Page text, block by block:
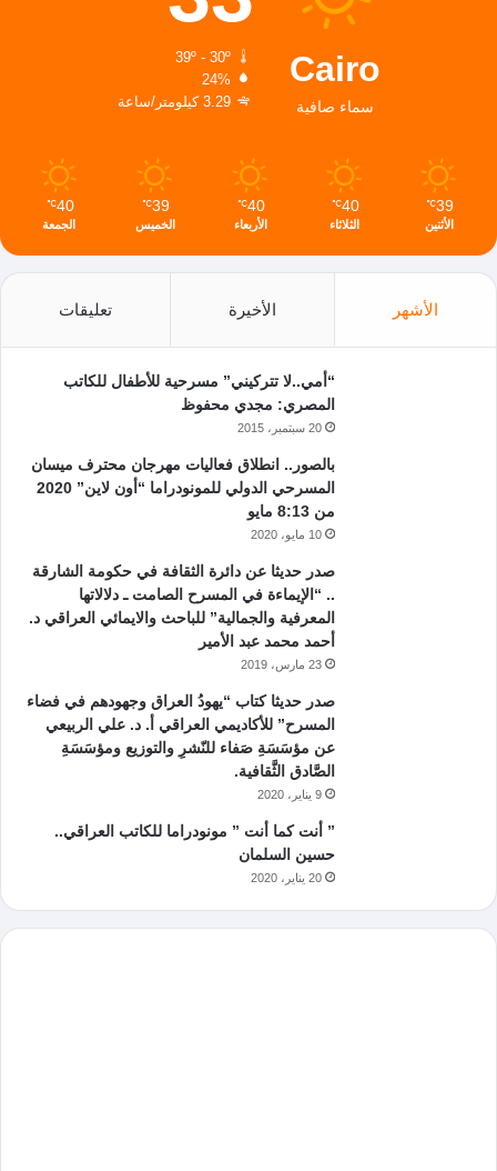
Cairo
سماء صافية
39º - 30º
24%
3.29 كيلومتر/ساعة
39
℃
الأثنين
40
℃
الثلاثاء
40
℃
الأربعاء
39
℃
الخميس
40
℃
الجمعة
الأشهر الأخيرة تعليقات
“أمي..لا تتركيني” مسرحية للأطفال للكاتب
المصري: مجدي محفوظ
20 سبتمبر، 2015
بالصور.. انطلاق فعاليات مهرجان محترف ميسان
المسرحي الدولي للمونودراما “أون لاين” 2020
من 8:13 مايو
10 مايو، 2020
صدر حديثا عن دائرة الثقافة في حكومة الشارقة
.. “الإيماءة في المسرح الصامت ـ دلالاتها
المعرفية والجمالية” للباحث والايمائي العراقي د.
أحمد محمد عبد الأمير
23 مارس، 2019
صدر حديثا كتاب “يهودُ العراق وجهودهم في فضاء
المسرح” للأكاديمي العراقي أ. د. علي الربيعي
عن مؤسَسَةِ صَفاء للنّشرِ والتوزيع ومؤسَسَةِ
الصَّادق الثَّقافية.
9 يناير، 2020
” أنت كما أنت ” مونودراما للكاتب العراقي..
حسين السلمان
20 يناير، 2020